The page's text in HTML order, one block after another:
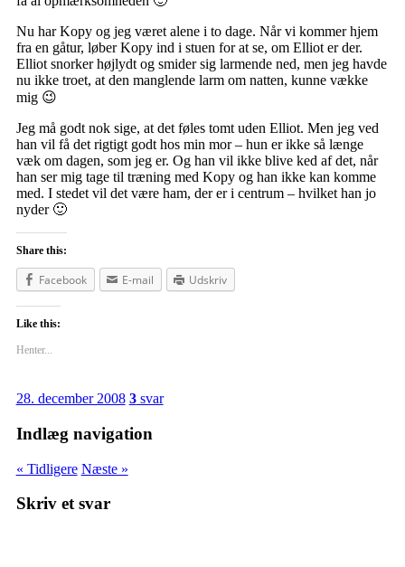
Nu har Kopy og jeg været alene i to dage. Når vi kommer hjem
fra en gåtur, løber Kopy ind i stuen for at se, om Elliot er der.
Elliot snorker højlydt og smider sig larmende ned, men jeg havde
nu ikke troet, at den manglende larm om natten, kunne vække
mig 😉
Jeg må godt nok sige, at det føles tomt uden Elliot. Men jeg ved
han vil få det rigtigt godt hos min mor – hun er ikke så længe
væk om dagen, som jeg er. Og han vil ikke blive ked af det, når
han ser mig tage til træning med Kopy og han ikke kan komme
med. I stedet vil det være ham, der er i centrum – hvilket han jo
nyder 🙂
Share this:
Facebook E-mail Udskriv
Like this:
Henter...
28. december 2008 3svar
Indlæg navigation
« Tidligere Næste »
Skriv et svar